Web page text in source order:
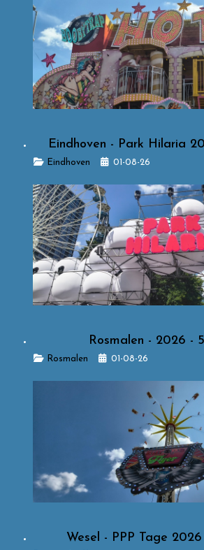
Eindhoven - Park Hilaria
DetailsEindhoven 01-08-26
Rosmalen - 2026 -
DetailsRosmalen 01-08-26
Wesel - PPP Tage 2026